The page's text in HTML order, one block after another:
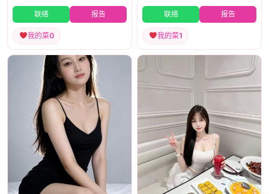
联络 报告
我的菜0
联络 报告
我的菜1